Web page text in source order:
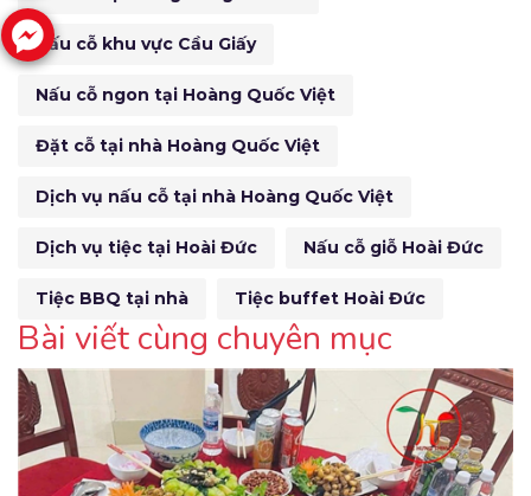
Nấu cỗ khu vực Cầu Giấy
Nấu cỗ ngon tại Hoàng Quốc Việt
Đặt cỗ tại nhà Hoàng Quốc Việt
Dịch vụ nấu cỗ tại nhà Hoàng Quốc Việt
Dịch vụ tiệc tại Hoài Đức Nấu cỗ giỗ Hoài Đức
Tiệc BBQ tại nhà Tiệc buffet Hoài Đức
Bài viết cùng chuyên mục